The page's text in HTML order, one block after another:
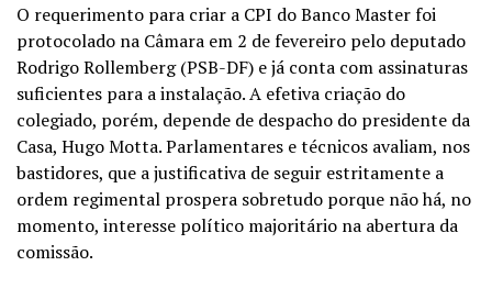
O requerimento para criar a CPI do Banco Master foi
protocolado na Câmara em 2 de fevereiro pelo deputado
Rodrigo Rollemberg (PSB-DF) e já conta com assinaturas
suficientes para a instalação. A efetiva criação do
colegiado, porém, depende de despacho do presidente da
Casa, Hugo Motta. Parlamentares e técnicos avaliam, nos
bastidores, que a justificativa de seguir estritamente a
ordem regimental prospera sobretudo porque não há, no
momento, interesse político majoritário na abertura da
comissão.